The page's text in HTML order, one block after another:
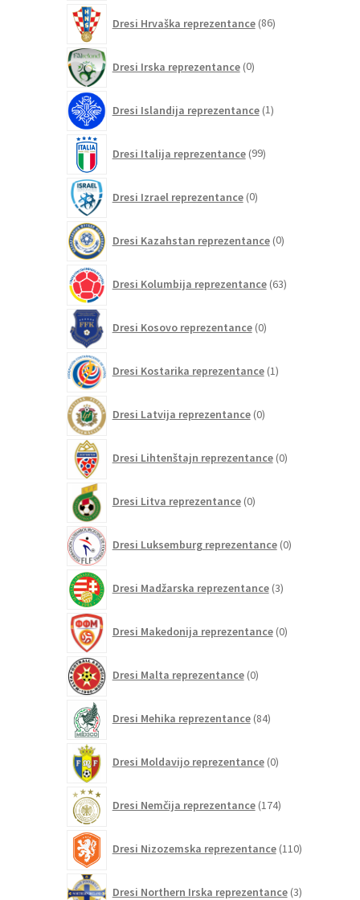
Dresi Hrvaška reprezentance 86izdelkov
Dresi Irska reprezentance 0izdelkov
Dresi Islandija reprezentance 1izdelek
Dresi Italija reprezentance 99izdelkov
Dresi Izrael reprezentance 0izdelkov
Dresi Kazahstan reprezentance 0izdelkov
Dresi Kolumbija reprezentance 63izdelkov
Dresi Kosovo reprezentance 0izdelkov
Dresi Kostarika reprezentance 1izdelek
Dresi Latvija reprezentance 0izdelkov
Dresi Lihtenštajn reprezentance 0izdelkov
Dresi Litva reprezentance 0izdelkov
Dresi Luksemburg reprezentance 0izdelkov
Dresi Madžarska reprezentance 3izdelki
Dresi Makedonija reprezentance 0izdelkov
Dresi Malta reprezentance 0izdelkov
Dresi Mehika reprezentance 84izdelkov
Dresi Moldavijo reprezentance 0izdelkov
Dresi Nemčija reprezentance 174izdelkov
Dresi Nizozemska reprezentance 110izdelkov
Dresi Northern Irska reprezentance 3